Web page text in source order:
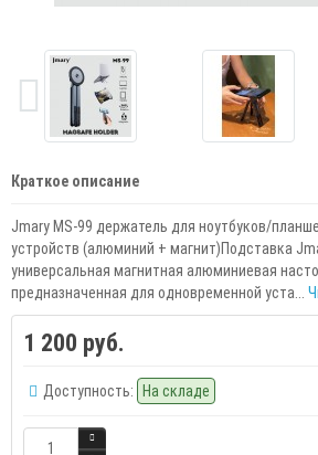
Краткое описание
Jmary MS-99 держатель для ноутбуков/
устройств (алюминий + магнит)Подставка
универсальная магнитная алюминиевая
предназначенная для одновременной уста...
1 200 руб.
Доступность: На складе